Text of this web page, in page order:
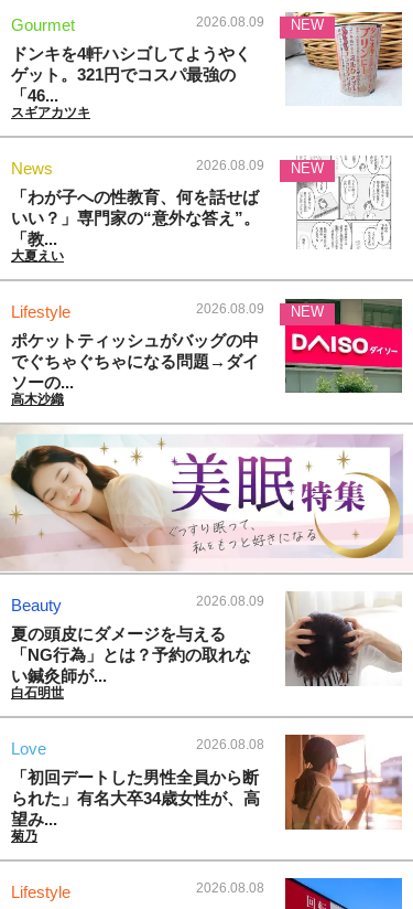
Gourmet 2026.08.09
ドンキを4軒ハシゴしてようやく
ゲット。321円でコスパ最強の
「46...
スギアカツキ
NEW
News 2026.08.09
「わが子への性教育、何を話せば
いい？」専門家の“意外な答え”。
「教...
大夏えい
NEW
Lifestyle 2026.08.09
ポケットティッシュがバッグの中
でぐちゃぐちゃになる問題→ダイ
ソーの...
高木沙織
NEW
Beauty 2026.08.09
夏の頭皮にダメージを与える
「NG行為」とは？予約の取れな
い鍼灸師が...
白石明世
Love 2026.08.08
「初回デートした男性全員から断
られた」有名大卒34歳女性が、高
望み...
菊乃
Lifestyle 2026.08.08